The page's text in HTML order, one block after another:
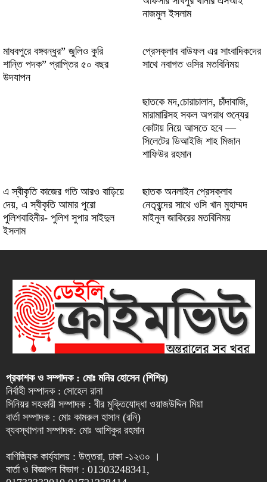
Genuine excitement surrounds baxterbet
নাজমুল ইসলাম
মাধবপুরে বঙ্গবন্ধুর” জুলিও কুরি
শান্তি পদক” প্রাপ্তির ৫০ বছর
উদযাপন
প্রেসক্লাব বাউফল এর সাংবাদিকদের
সাথে নবাগত ওসির মতবিনিময়
ছাতকে মদ,চোরাচালান, চাঁদাবাজি,
মারামারিসহ সকল অপরাধ শুন্যের
কোটায় নিয়ে আসতে হবে —
সিলেটের ডিআইজি শাহ মিজান
শাফিউর রহমান
এ স্বীকৃতি কাজের গতি আরও বাড়িয়ে
দেয়, এ স্বীকৃতি আমার পুরো
পুলিশবাহিনীর- পুলিশ সুপার সাইদুল
ইসলাম
ছাতক অনলাইন প্রেসক্লাব
নেতৃবৃন্দের সাথে ওসি খান মুহাম্মদ
মাইনুল জাকিরের মতবিনিময়
প্রকাশক ও সম্পাদক : মোঃ মনির হোসেন (শিশির)
নির্বাহী সম্পাদক : সোহেল রানা
সিনিয়র সহকারী সম্পাদক : বীর মুক্তিযোদ্ধা ওয়াজউদ্দিন মিয়া
বার্তা সম্পাদক : মোঃ কামরুল হাসান (রনি)
ব্যবস্থাপনা সম্পাদক: মোঃ আশিকুর রহমান
বাণিজ্যিক কার্য্যালয় : উত্তরা, ঢাকা -১২৩০ ।
বার্তা ও বিজ্ঞাপন বিভাগ : 01303248341,